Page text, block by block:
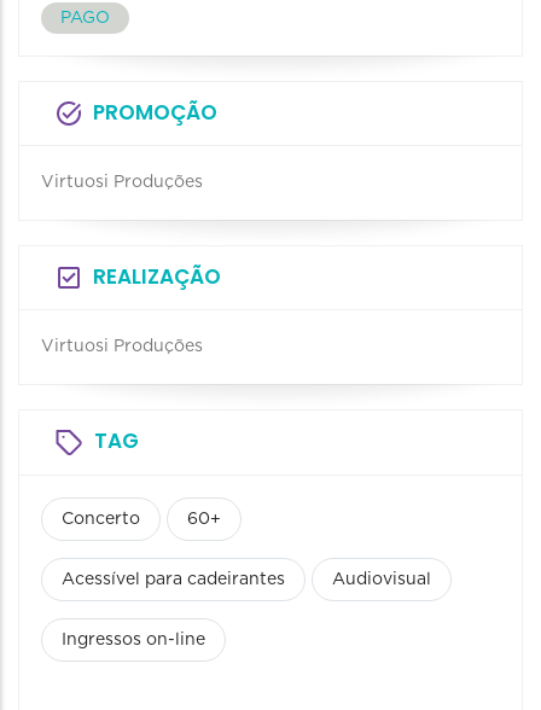
PAGO
PROMOÇÃO
Virtuosi Produções
REALIZAÇÃO
Virtuosi Produções
TAG
Concerto 60+
Acessível para cadeirantes Audiovisual
Ingressos on-line